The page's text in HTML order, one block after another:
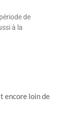
de
à la
encore loin de